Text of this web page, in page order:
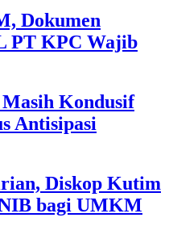
Dokumen
PT KPC Wajib
Kondusif
Antisipasi
Diskop Kutim
bagi UMKM